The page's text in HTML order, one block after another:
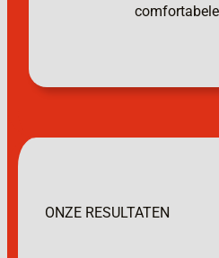
ONZE RESULTATEN